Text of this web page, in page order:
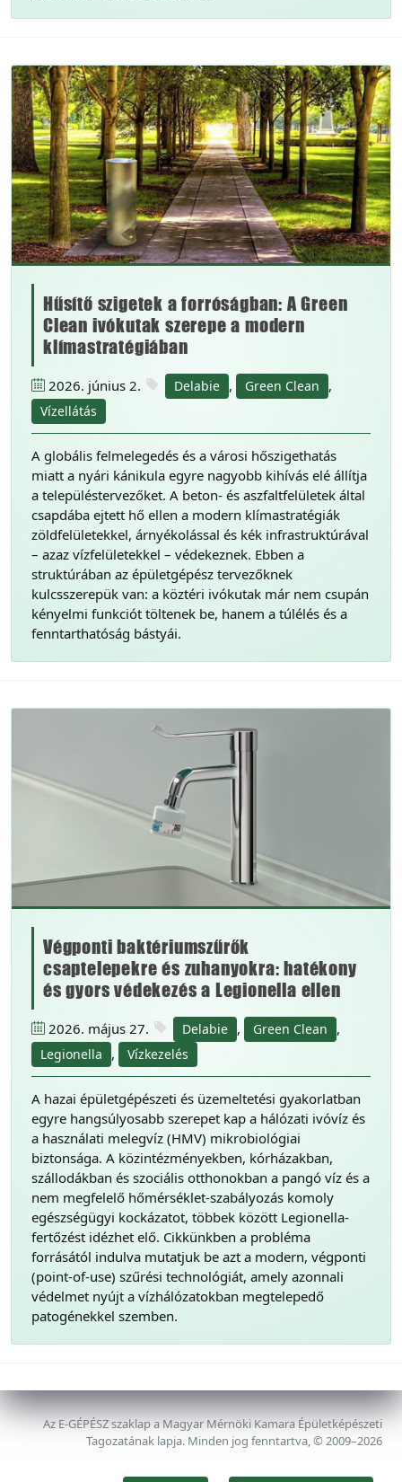
Hűsítő szigetek a forróságban: A Green
Clean ivókutak szerepe a modern
klímastratégiában
2026. június 2. Delabie , Green Clean ,
Vízellátás
A globális felmelegedés és a városi hőszigethatás
miatt a nyári kánikula egyre nagyobb kihívás elé állítja
a településtervezőket. A beton- és aszfaltfelületek által
csapdába ejtett hő ellen a modern klímastratégiák
zöldfelületekkel, árnyékolással és kék infrastruktúrával
– azaz vízfelületekkel – védekeznek. Ebben a
struktúrában az épületgépész tervezőknek
kulcsszerepük van: a köztéri ivókutak már nem csupán
kényelmi funkciót töltenek be, hanem a túlélés és a
fenntarthatóság bástyái.
Végponti baktériumszűrők
csaptelepekre és zuhanyokra: hatékony
és gyors védekezés a Legionella ellen
2026. május 27. Delabie , Green Clean ,
Legionella , Vízkezelés
A hazai épületgépészeti és üzemeltetési gyakorlatban
egyre hangsúlyosabb szerepet kap a hálózati ivóvíz és
a használati melegvíz (HMV) mikrobiológiai
biztonsága. A közintézményekben, kórházakban,
szállodákban és szociális otthonokban a pangó víz és a
nem megfelelő hőmérséklet-szabályozás komoly
egészségügyi kockázatot, többek között Legionella-
fertőzést idézhet elő. Cikkünkben a probléma
forrásától indulva mutatjuk be azt a modern, végponti
(point-of-use) szűrési technológiát, amely azonnali
védelmet nyújt a vízhálózatokban megtelepedő
patogénekkel szemben.
Az E-GÉPÉSZ szaklap a Magyar Mérnöki Kamara Épületképészeti
Tagozatának lapja. Minden jog fenntartva, © 2009–2026